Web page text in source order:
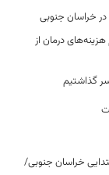
در خراسان جنوبی
درمان از
گذاشتیم
خراسان جنوبی/